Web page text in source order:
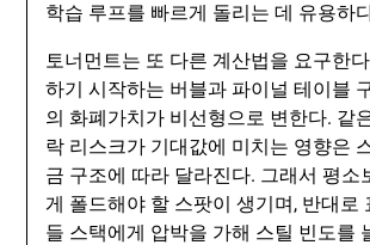
학습 루프를 빠르게 돌리는 데 유용하
토너먼트는 또 다른 계산법을 요구한
하기 시작하는 버블과 파이널 테이블
의 화폐가치가 비선형으로 변한다. 같
락 리스크가 기대값에 미치는 영향은
금 구조에 따라 달라진다. 그래서 평소
게 폴드해야 할 스팟이 생기며, 반대로
들 스택에게 압박을 가해 스틸 빈도를